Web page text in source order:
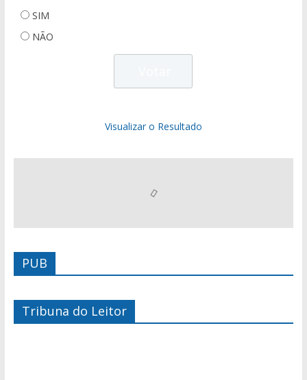
SIM
NÃO
Visualizar o Resultado
PUB
Tribuna do Leitor